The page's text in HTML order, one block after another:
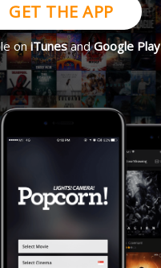
GET THE APP
oniTunesandGoogle Play